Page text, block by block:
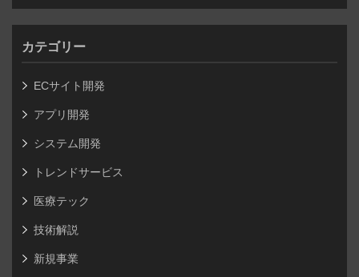
カテゴリー
ECサイト開発
アプリ開発
システム開発
トレンドサービス
医療テック
技術解説
新規事業